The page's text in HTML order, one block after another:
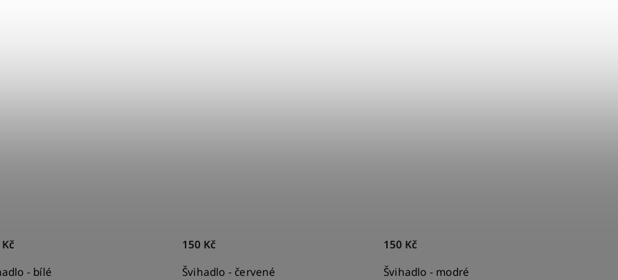
- bílé
Švihadlo - červené
150 Kč
Švihadlo - modré
150 Kč